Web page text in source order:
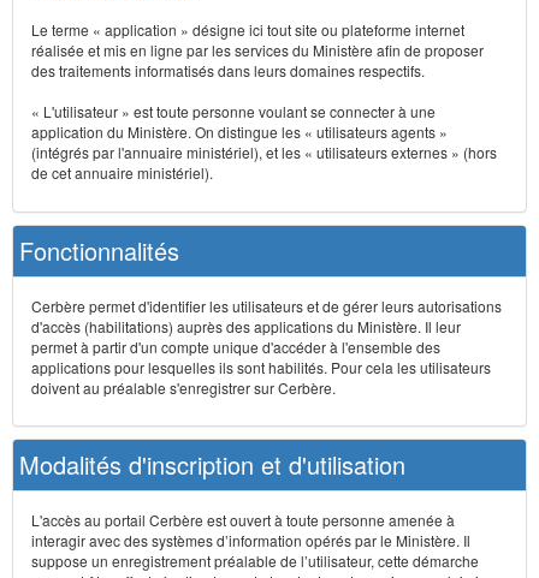
Le terme « application » désigne ici tout site ou plateforme internet
réalisée et mis en ligne par les services du Ministère afin de proposer
des traitements informatisés dans leurs domaines respectifs.
« L'utilisateur » est toute personne voulant se connecter à une
application du Ministère. On distingue les « utilisateurs agents »
(intégrés par l'annuaire ministériel), et les « utilisateurs externes » (hors
de cet annuaire ministériel).
Fonctionnalités
Cerbère permet d'identifier les utilisateurs et de gérer leurs autorisations
d'accès (habilitations) auprès des applications du Ministère. Il leur
permet à partir d'un compte unique d'accéder à l'ensemble des
applications pour lesquelles ils sont habilités. Pour cela les utilisateurs
doivent au préalable s'enregistrer sur Cerbère.
Modalités d'inscription et d'utilisation
L'accès au portail Cerbère est ouvert à toute personne amenée à
interagir avec des systèmes d’information opérés par le Ministère. Il
suppose un enregistrement préalable de l’utilisateur, cette démarche